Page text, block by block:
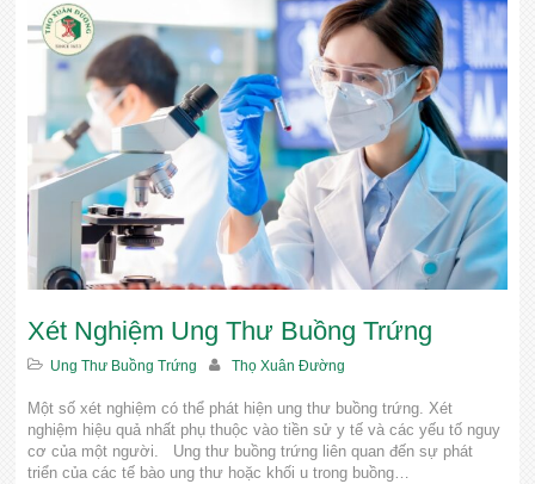
Xét Nghiệm Ung Thư Buồng Trứng
Ung Thư Buồng Trứng Thọ Xuân Đường
Một số xét nghiệm có thể phát hiện ung thư buồng trứng. Xét
nghiệm hiệu quả nhất phụ thuộc vào tiền sử y tế và các yếu tố nguy
cơ của một người. Ung thư buồng trứng liên quan đến sự phát
triển của các tế bào ung thư hoặc khối u trong buồng…